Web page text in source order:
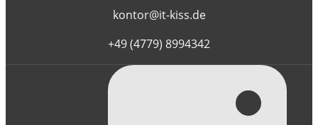
kontor@it-kiss.de
+49 (4779) 8994342